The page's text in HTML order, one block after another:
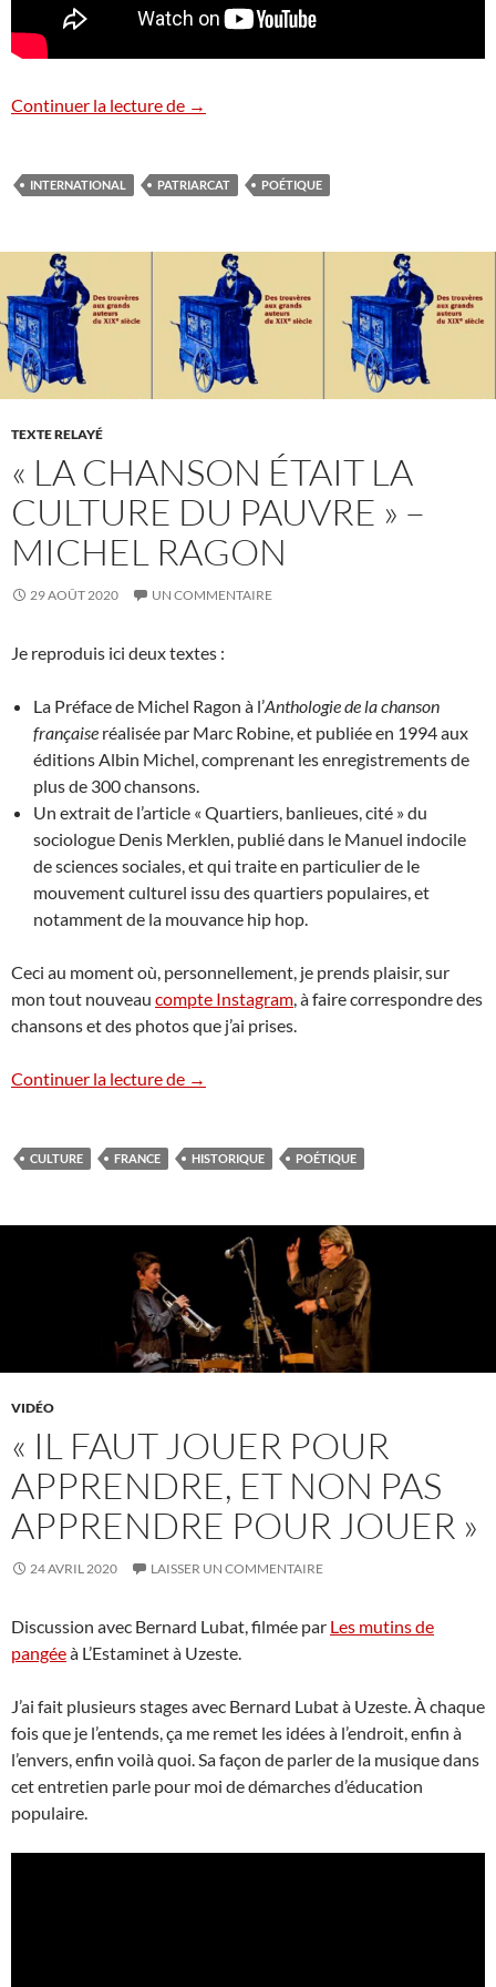
Continuer la lecture de Cancion sin miedo
→
INTERNATIONAL PATRIARCAT POÉTIQUE
TEXTE RELAYÉ
« LA CHANSON ÉTAIT LA
CULTURE DU PAUVRE » –
MICHEL RAGON
29 AOÛT 2020 UN COMMENTAIRE
Je reproduis ici deux textes :
La Préface de Michel Ragon à l’Anthologie de la chanson
française réalisée par Marc Robine, et publiée en 1994 aux
éditions Albin Michel, comprenant les enregistrements de
plus de 300 chansons.
Un extrait de l’article « Quartiers, banlieues, cité » du
sociologue Denis Merklen, publié dans le Manuel indocile
de sciences sociales, et qui traite en particulier de le
mouvement culturel issu des quartiers populaires, et
notamment de la mouvance hip hop.
Ceci au moment où, personnellement, je prends plaisir, sur
mon tout nouveau compte Instagram, à faire correspondre des
chansons et des photos que j’ai prises.
Continuer la lecture de « La chanson était la culture du pauvre »
→
CULTURE FRANCE HISTORIQUE POÉTIQUE
VIDÉO
« IL FAUT JOUER POUR
APPRENDRE, ET NON PAS
APPRENDRE POUR JOUER »
24 AVRIL 2020 LAISSER UN COMMENTAIRE
Discussion avec Bernard Lubat, filmée par Les mutins de
pangéeà L’Estaminet à Uzeste.
J’ai fait plusieurs stages avec Bernard Lubat à Uzeste. À chaque
fois que je l’entends, ça me remet les idées à l’endroit, enfin à
l’envers, enfin voilà quoi. Sa façon de parler de la musique dans
cet entretien parle pour moi de démarches d’éducation
populaire.